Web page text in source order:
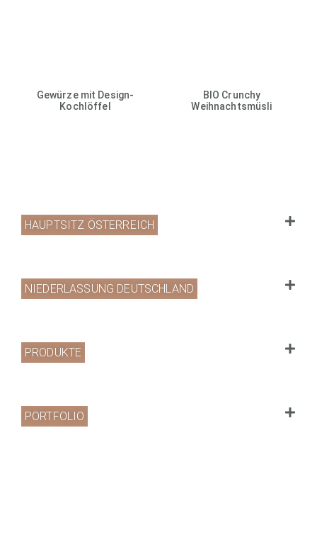
Gewürze mit Design-
Kochlöffel
BIO Crunchy
Weihnachtsmüsli
HAUPTSITZ ÖSTERREICH
NIEDERLASSUNG DEUTSCHLAND
PRODUKTE
PORTFOLIO